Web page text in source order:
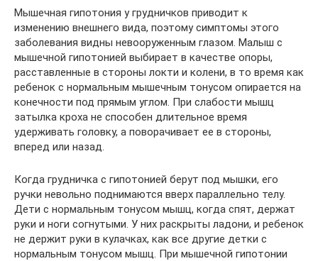
Мышечная гипотония у грудничков приводит к
изменению внешнего вида, поэтому симптомы этого
заболевания видны невооруженным глазом. Малыш с
мышечной гипотонией выбирает в качестве опоры,
расставленные в стороны локти и колени, в то время как
ребенок с нормальным мышечным тонусом опирается на
конечности под прямым углом. При слабости мышц
затылка кроха не способен длительное время
удерживать головку, а поворачивает ее в стороны,
вперед или назад.
Когда грудничка с гипотонией берут под мышки, его
ручки невольно поднимаются вверх параллельно телу.
Дети с нормальным тонусом мышц, когда спят, держат
руки и ноги согнутыми. У них раскрыты ладони, и ребенок
не держит руки в кулачках, как все другие детки с
нормальным тонусом мышц. При мышечной гипотонии